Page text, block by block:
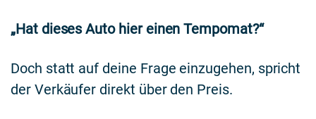
„Hat dieses Auto hier einen Tempomat?“
Doch statt auf deine Frage einzugehen, spricht
der Verkäufer direkt über den Preis.